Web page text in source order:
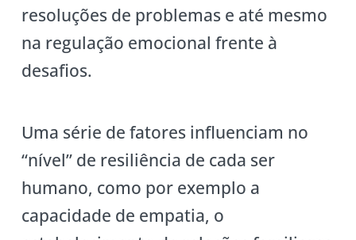
resoluções de problemas e até mesmo
na regulação emocional frente à
desafios.
Uma série de fatores influenciam no
“nível” de resiliência de cada ser
humano, como por exemplo a
capacidade de empatia, o